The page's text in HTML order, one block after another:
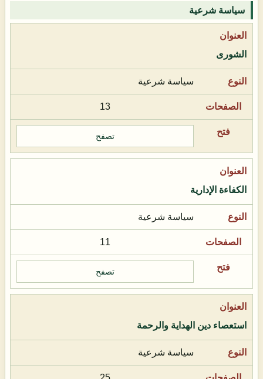
سياسة شرعية
الشورى
سياسة شرعية
13
تصفح
الكفاءة الإدارية
سياسة شرعية
11
تصفح
استعصاء دين الهداية والرحمة
سياسة شرعية